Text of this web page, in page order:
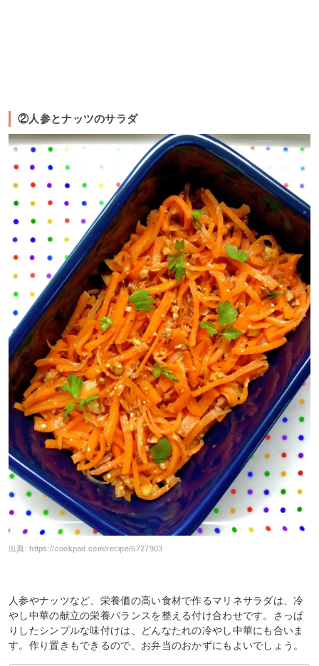
②人参とナッツのサラダ
出典:https://cookpad.com/recipe/6727903
人参やナッツなど、栄養価の高い食材で作るマリネサラダは、冷
やし中華の献立の栄養バランスを整える付け合わせです。さっぱ
りしたシンプルな味付けは、どんなたれの冷やし中華にも合いま
す。作り置きもできるので、お弁当のおかずにもよいでしょう。